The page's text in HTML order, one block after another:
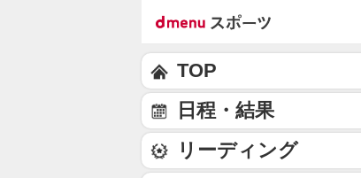
TOP
日程・結果
リーディング